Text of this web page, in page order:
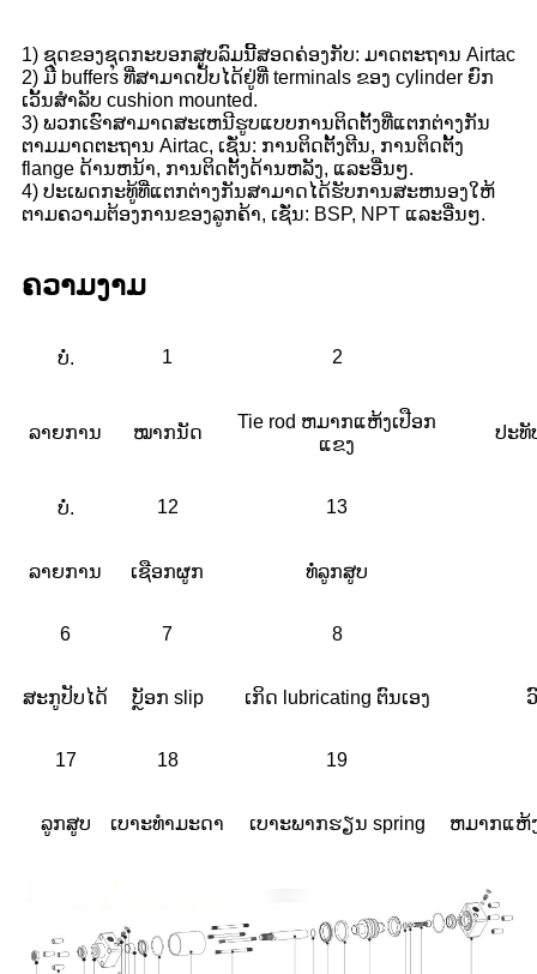
1) ຊຸດຂອງຊຸດກະບອກສູບລົມນີ້ສອດຄ່ອງກັບ: ມາດຕະຖານ Airtac
2) ມີ buffers ທີ່ສາມາດປັບໄດ້ຢູ່ທີ່ terminals ຂອງ cylinder ຍົກ
ເວັ້ນສໍາລັບ cushion mounted.
3) ພວກເຮົາສາມາດສະເຫນີຮູບແບບການຕິດຕັ້ງທີ່ແຕກຕ່າງກັນ
ຕາມມາດຕະຖານ Airtac, ເຊັ່ນ: ການຕິດຕັ້ງຕີນ, ການຕິດຕັ້ງ
flange ດ້ານຫນ້າ, ການຕິດຕັ້ງດ້ານຫລັງ, ແລະອື່ນໆ.
4) ປະເພດກະທູ້ທີ່ແຕກຕ່າງກັນສາມາດໄດ້ຮັບການສະຫນອງໃຫ້
ຕາມຄວາມຕ້ອງການຂອງລູກຄ້າ, ເຊັ່ນ: BSP, NPT ແລະອື່ນໆ.
ຄວາມງາມ
ບໍ່. 1 2
ລາຍການ ໝາກນັດ
Tie rod ຫມາກແຫ້ງເປືອກ
ແຂງ
ປະທັ
ບໍ່. 12 13
ລາຍການ ເຊືອກຜູກ ທໍ່ລູກສູບ
6 7 8
ສະກູປັບໄດ້ ບຼັອກ slip ເກິດ lubricating ຕົນເອງ
17 18 19
ລູກສູບ ເບາະທຳມະດາ ເບາະພາກຮຽນ spring ຫມາກແຫ້